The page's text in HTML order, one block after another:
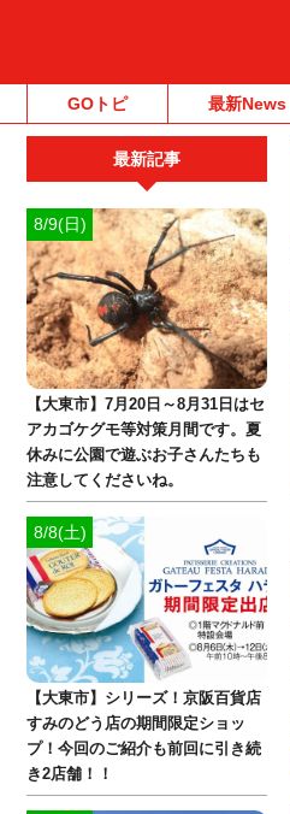
GOトピ 最新News
最新記事
8/9(日)
【大東市】7月20日～8月31日はセ
アカゴケグモ等対策月間です。夏
休みに公園で遊ぶお子さんたちも
注意してくださいね。
8/8(土)
【大東市】シリーズ！京阪百貨店
すみのどう店の期間限定ショッ
プ！今回のご紹介も前回に引き続
き2店舗！！